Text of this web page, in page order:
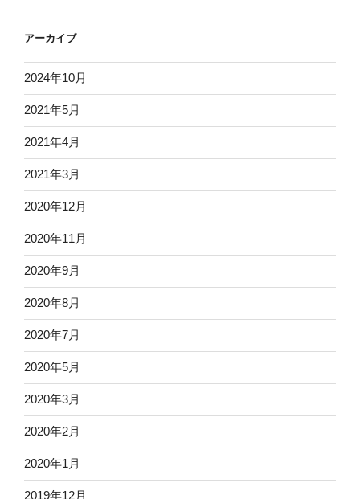
アーカイブ
2024年10月
2021年5月
2021年4月
2021年3月
2020年12月
2020年11月
2020年9月
2020年8月
2020年7月
2020年5月
2020年3月
2020年2月
2020年1月
2019年12月